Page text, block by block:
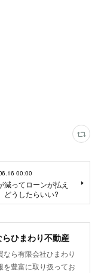
00:00
減ってローンが払え
どうしたらいい?
ひまわり不動産
ら有限会社ひまわり
を豊富に取り扱ってお